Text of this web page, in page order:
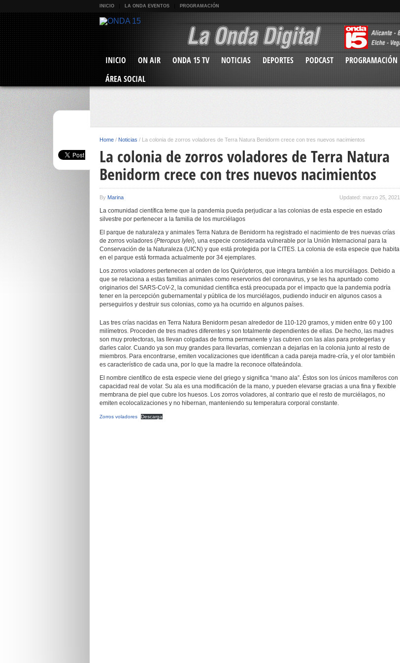
INICIO LA ONDA EVENTOS PROGRAMACIÓN
INICIO ON AIR ONDA 15 TV NOTICIAS DEPORTES PODCAST PROGRAMACIÓN
ÁREA SOCIAL
Home / Noticias / La colonia de zorros voladores de Terra Natura Benidorm crece con tres nuevos nacimientos
La colonia de zorros voladores de Terra Natura
Benidorm crece con tres nuevos nacimientos
By Marina Updated: marzo 25, 2021
La comunidad científica teme que la pandemia pueda perjudicar a las colonias de esta especie en estado
silvestre por pertenecer a la familia de los murciélagos
El parque de naturaleza y animales Terra Natura de Benidorm ha registrado el nacimiento de tres nuevas crías
de zorros voladores (Pteropus lylei), una especie considerada vulnerable por la Unión Internacional para la
Conservación de la Naturaleza (UICN) y que está protegida por la CITES. La colonia de esta especie que habita
en el parque está formada actualmente por 34 ejemplares.
Los zorros voladores pertenecen al orden de los Quirópteros, que integra también a los murciélagos. Debido a
que se relaciona a estas familias animales como reservorios del coronavirus, y se les ha apuntado como
originarios del SARS-CoV-2, la comunidad científica está preocupada por el impacto que la pandemia podría
tener en la percepción gubernamental y pública de los murciélagos, pudiendo inducir en algunos casos a
perseguirlos y destruir sus colonias, como ya ha ocurrido en algunos países.
Las tres crías nacidas en Terra Natura Benidorm pesan alrededor de 110-120 gramos, y miden entre 60 y 100
milímetros. Proceden de tres madres diferentes y son totalmente dependientes de ellas. De hecho, las madres
son muy protectoras, las llevan colgadas de forma permanente y las cubren con las alas para protegerlas y
darles calor. Cuando ya son muy grandes para llevarlas, comienzan a dejarlas en la colonia junto al resto de
miembros. Para encontrarse, emiten vocalizaciones que identifican a cada pareja madre-cría, y el olor también
es característico de cada una, por lo que la madre la reconoce olfateándola.
El nombre científico de esta especie viene del griego y significa “mano ala”. Éstos son los únicos mamíferos con
capacidad real de volar. Su ala es una modificación de la mano, y pueden elevarse gracias a una fina y flexible
membrana de piel que cubre los huesos. Los zorros voladores, al contrario que el resto de murciélagos, no
emiten ecolocalizaciones y no hibernan, manteniendo su temperatura corporal constante.
Zorros voladores Descarga